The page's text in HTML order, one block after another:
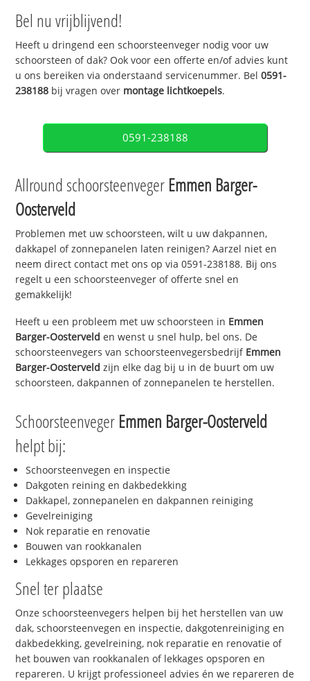
Bel nu vrijblijvend!
Heeft u dringend een schoorsteenveger nodig voor uw
schoorsteen of dak? Ook voor een offerte en/of advies kunt
u ons bereiken via onderstaand servicenummer. Bel0591-
238188 bij vragen over montage lichtkoepels.
0591-238188
Allround schoorsteenveger Emmen Barger-
Oosterveld
Problemen met uw schoorsteen, wilt u uw dakpannen,
dakkapel of zonnepanelen laten reinigen? Aarzel niet en
neem direct contact met ons op via 0591-238188. Bij ons
regelt u een schoorsteenveger of offerte snel en
gemakkelijk!
Heeft u een probleem met uw schoorsteen in Emmen
Barger-Oosterveld en wenst u snel hulp, bel ons. De
schoorsteenvegers van schoorsteenvegersbedrijf Emmen
Barger-Oosterveld zijn elke dag bij u in de buurt om uw
schoorsteen, dakpannen of zonnepanelen te herstellen.
Schoorsteenveger Emmen Barger-Oosterveld
helpt bij:
Schoorsteenvegen en inspectie
Dakgoten reining en dakbedekking
Dakkapel, zonnepanelen en dakpannen reiniging
Gevelreiniging
Nok reparatie en renovatie
Bouwen van rookkanalen
Lekkages opsporen en repareren
Snel ter plaatse
Onze schoorsteenvegers helpen bij het herstellen van uw
dak, schoorsteenvegen en inspectie, dakgotenreiniging en
dakbedekking, gevelreining, nok reparatie en renovatie of
het bouwen van rookkanalen of lekkages opsporen en
repareren. U krijgt professioneel advies én we repareren de